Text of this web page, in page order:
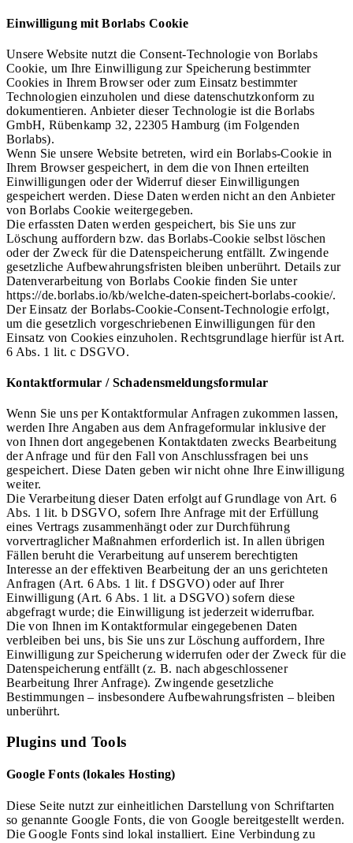
Einwilligung mit Borlabs Cookie
Unsere Website nutzt die Consent-Technologie von Borlabs
Cookie, um Ihre Einwilligung zur Speicherung bestimmter
Cookies in Ihrem Browser oder zum Einsatz bestimmter
Technologien einzuholen und diese datenschutzkonform zu
dokumentieren. Anbieter dieser Technologie ist die Borlabs
GmbH, Rübenkamp 32, 22305 Hamburg (im Folgenden
Borlabs).
Wenn Sie unsere Website betreten, wird ein Borlabs-Cookie in
Ihrem Browser gespeichert, in dem die von Ihnen erteilten
Einwilligungen oder der Widerruf dieser Einwilligungen
gespeichert werden. Diese Daten werden nicht an den Anbieter
von Borlabs Cookie weitergegeben.
Die erfassten Daten werden gespeichert, bis Sie uns zur
Löschung auffordern bzw. das Borlabs-Cookie selbst löschen
oder der Zweck für die Datenspeicherung entfällt. Zwingende
gesetzliche Aufbewahrungsfristen bleiben unberührt. Details zur
Datenverarbeitung von Borlabs Cookie finden Sie unter
https://de.borlabs.io/kb/welche-daten-speichert-borlabs-cookie/.
Der Einsatz der Borlabs-Cookie-Consent-Technologie erfolgt,
um die gesetzlich vorgeschriebenen Einwilligungen für den
Einsatz von Cookies einzuholen. Rechtsgrundlage hierfür ist Art.
6 Abs. 1 lit. c DSGVO.
Kontaktformular / Schadensmeldungsformular
Wenn Sie uns per Kontaktformular Anfragen zukommen lassen,
werden Ihre Angaben aus dem Anfrageformular inklusive der
von Ihnen dort angegebenen Kontaktdaten zwecks Bearbeitung
der Anfrage und für den Fall von Anschlussfragen bei uns
gespeichert. Diese Daten geben wir nicht ohne Ihre Einwilligung
weiter.
Die Verarbeitung dieser Daten erfolgt auf Grundlage von Art. 6
Abs. 1 lit. b DSGVO, sofern Ihre Anfrage mit der Erfüllung
eines Vertrags zusammenhängt oder zur Durchführung
vorvertraglicher Maßnahmen erforderlich ist. In allen übrigen
Fällen beruht die Verarbeitung auf unserem berechtigten
Interesse an der effektiven Bearbeitung der an uns gerichteten
Anfragen (Art. 6 Abs. 1 lit. f DSGVO) oder auf Ihrer
Einwilligung (Art. 6 Abs. 1 lit. a DSGVO) sofern diese
abgefragt wurde; die Einwilligung ist jederzeit widerrufbar.
Die von Ihnen im Kontaktformular eingegebenen Daten
verbleiben bei uns, bis Sie uns zur Löschung auffordern, Ihre
Einwilligung zur Speicherung widerrufen oder der Zweck für die
Datenspeicherung entfällt (z. B. nach abgeschlossener
Bearbeitung Ihrer Anfrage). Zwingende gesetzliche
Bestimmungen – insbesondere Aufbewahrungsfristen – bleiben
unberührt.
Plugins und Tools
Google Fonts (lokales Hosting)
Diese Seite nutzt zur einheitlichen Darstellung von Schriftarten
so genannte Google Fonts, die von Google bereitgestellt werden.
Die Google Fonts sind lokal installiert. Eine Verbindung zu